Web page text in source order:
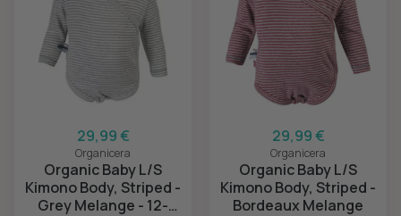
29,99 €
Organicera
Organic Baby L/S
Kimono Body, Striped -
Grey Melange - 12-
29,99 €
Organicera
Organic Baby L/S
Kimono Body, Striped -
Bordeaux Melange